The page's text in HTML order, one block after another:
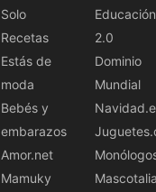
Solo
Recetas
Estás de
moda
Bebés y
embarazos
Amor.net
Mamuky
Educación
2.0
Dominio
Mundial